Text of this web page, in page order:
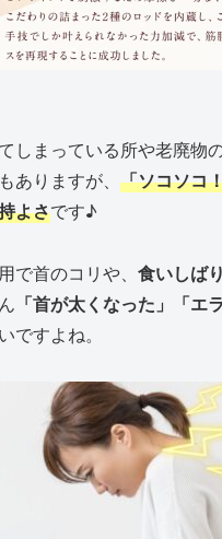
しまっている所や老廃物
ありますが、 「ソコソコ
よさです♪
で首のコリや、 食いしばり
「首が太くなった」「エ
ですよね。